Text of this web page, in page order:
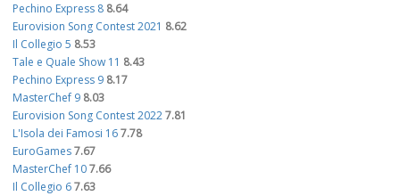
Pechino Express 8 8.64
Eurovision Song Contest 2021 8.62
Il Collegio 5 8.53
Tale e Quale Show 11 8.43
Pechino Express 9 8.17
MasterChef 9 8.03
Eurovision Song Contest 20227.81
L'Isola dei Famosi 167.78
EuroGames7.67
MasterChef 107.66
Il Collegio 67.63